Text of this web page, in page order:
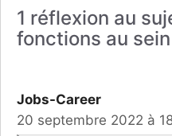
1 réflexion au
fonctions au
Jobs-Career
20 septembre 2022 à